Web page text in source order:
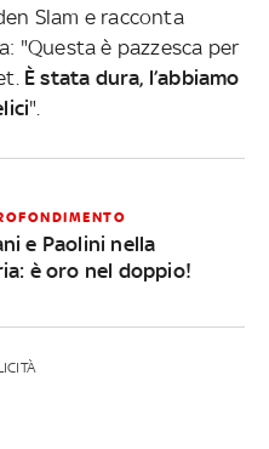
Slam e racconta
"Questa è pazzesca per
È stata dura, l’abbiamo
".
e Paolini nella
è oro nel doppio!